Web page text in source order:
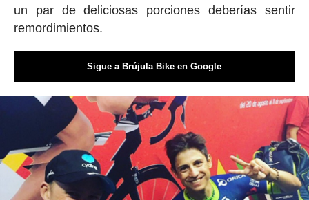
un par de deliciosas porciones deberías sentir
remordimientos.
Sigue a Brújula Bike en Google